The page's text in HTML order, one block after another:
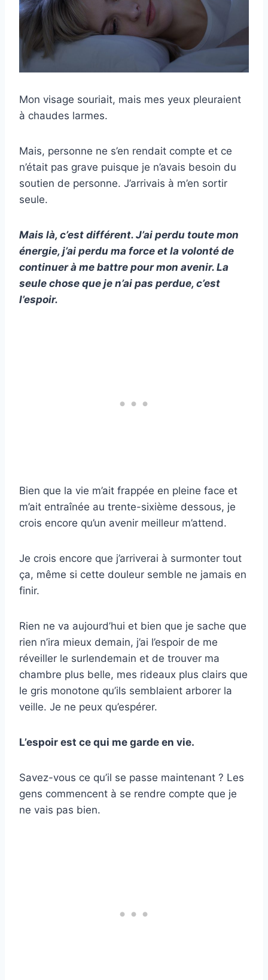
Mon visage souriait, mais mes yeux pleuraient
à chaudes larmes.
Mais, personne ne s’en rendait compte et ce
n’était pas grave puisque je n’avais besoin du
soutien de personne. J’arrivais à m’en sortir
seule.
Mais là, c’est différent. J’ai perdu toute mon
énergie, j’ai perdu ma force et la volonté de
continuer à me battre pour mon avenir. La
seule chose que je n’ai pas perdue, c’est
l’espoir.
Bien que la vie m’ait frappée en pleine face et
m’ait entraînée au trente-sixième dessous, je
crois encore qu’un avenir meilleur m’attend.
Je crois encore que j’arriverai à surmonter tout
ça, même si cette douleur semble ne jamais en
finir.
Rien ne va aujourd’hui et bien que je sache que
rien n’ira mieux demain, j’ai l’espoir de me
réveiller le surlendemain et de trouver ma
chambre plus belle, mes rideaux plus clairs que
le gris monotone qu’ils semblaient arborer la
veille. Je ne peux qu’espérer.
L’espoir est ce qui me garde en vie.
Savez-vous ce qu’il se passe maintenant ? Les
gens commencent à se rendre compte que je
ne vais pas bien.